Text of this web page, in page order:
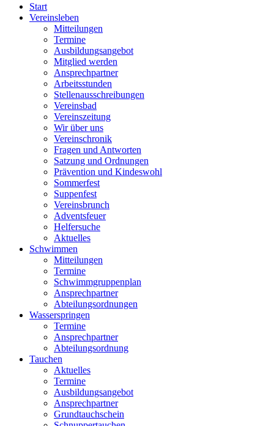
Start
Vereinsleben
Mitteilungen
Termine
Ausbildungsangebot
Mitglied werden
Ansprechpartner
Arbeitsstunden
Stellenausschreibungen
Vereinsbad
Vereinszeitung
Wir über uns
Vereinschronik
Fragen und Antworten
Satzung und Ordnungen
Prävention und Kindeswohl
Sommerfest
Suppenfest
Vereinsbrunch
Adventsfeuer
Helfersuche
Aktuelles
Schwimmen
Mitteilungen
Termine
Schwimmgruppenplan
Ansprechpartner
Abteilungsordnungen
Wasserspringen
Termine
Ansprechpartner
Abteilungsordnung
Tauchen
Aktuelles
Termine
Ausbildungsangebot
Ansprechpartner
Grundtauchschein